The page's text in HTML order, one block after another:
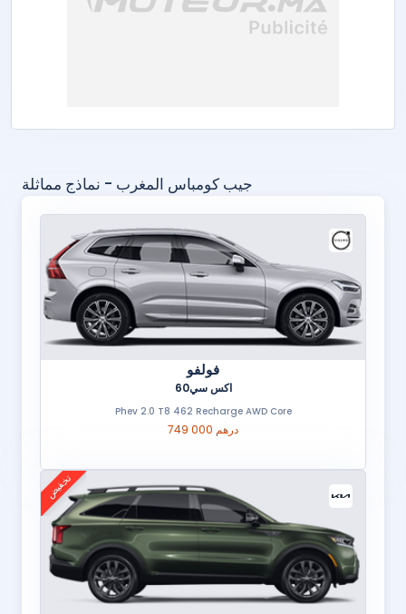
جيب كومباس المغرب - نماذج مماثلة
فولفو
اكس سي60
Phev 2.0 T8 462 Recharge AWD Core
749 000 درهم
تخفيض